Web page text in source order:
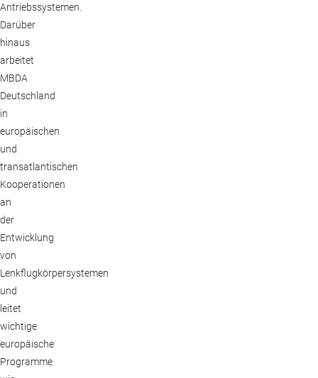
Antriebssystemen.
Darüber
hinaus
arbeitet
MBDA
Deutschland
in
europäischen
und
transatlantischen
Kooperationen
an
der
Entwicklung
von
Lenkflugkörpersystemen
und
leitet
wichtige
europäische
Programme